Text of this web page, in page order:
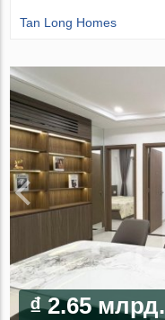
Tan Long Homes
₫ 2.65 млрд.